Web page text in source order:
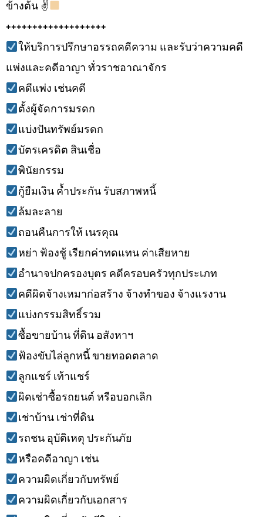
ข้างต้น ✌
+++++++++++++++++++
ให้บริการปรึกษาอรรถคดีความ และรับว่าความคดี
แพ่งและคดีอาญา ทั่วราชอาณาจักร
คดีแพ่ง เช่นคดี
ตั้งผู้จัดการมรดก
แบ่งปันทรัพย์มรดก
บัตรเครดิต สินเชื่อ
พินัยกรรม
กู้ยืมเงิน ค้ำประกัน รับสภาพหนี้
ล้มละลาย
ถอนคืนการให้ เนรคุณ
หย่า ฟ้องชู้ เรียกค่าทดแทน ค่าเสียหาย
อำนาจปกครองบุตร คดีครอบครัวทุกประเภท
คดีผิดจ้างเหมาก่อสร้าง จ้างทำของ จ้างแรงาน
แบ่งกรรมสิทธิ์รวม
ซื้อขายบ้าน ที่ดิน อสังหาฯ
ฟ้องขับไล่ลูกหนี้ ขายทอดตลาด
ลูกแชร์ เท้าแชร์
ผิดเช่าซื้อรถยนต์ หรือบอกเลิก
เช่าบ้าน เช่าที่ดิน
รถชน อุบัติเหตุ ประกันภัย
หรือคดีอาญา เช่น
ความผิดเกี่ยวกับทรัพย์
ความผิดเกี่ยวกับเอกสาร